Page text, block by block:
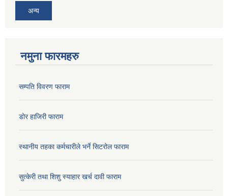
अन्य
नमुना फारमहरु
सम्पति विवरण फाराम
डोर हाजिरी फाराम
स्थानीय तहका कर्मचारीले भर्ने सिटरोल फाराम
सुत्केरी तथा शिशु स्याहार खर्च दावी फाराम